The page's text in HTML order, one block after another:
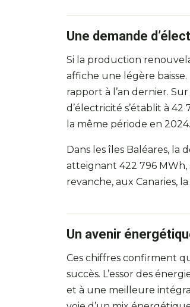
Une demande
Si la production
affiche une légère
rapport à l’an dernier.
d’électricité s’établit à
la même période en 2024.
Dans les îles Baléares, la
atteignant 422 796
revanche, aux Canaries,
Un avenir
Ces chiffres confirment
succès. L’essor des
et à une meilleure